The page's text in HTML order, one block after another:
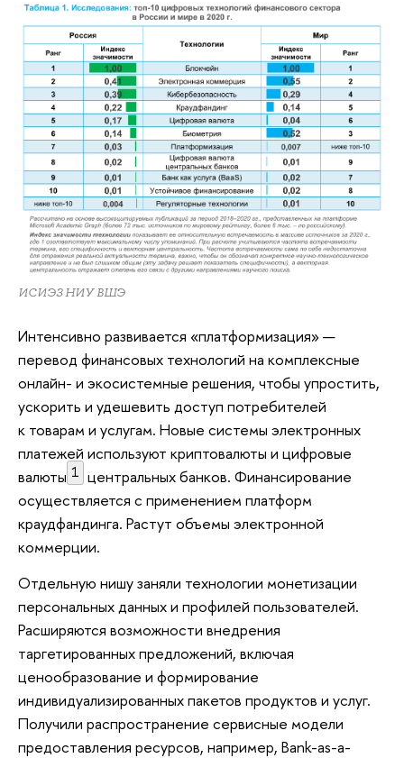
ИСИЭЗ НИУ ВШЭ
Интенсивно развивается «платформизация» —
перевод финансовых технологий на комплексные
онлайн- и экосистемные решения, чтобы упростить,
ускорить и удешевить доступ потребителей
к товарам и услугам. Новые системы электронных
платежей используют криптовалюты и цифровые
валюты 1 центральных банков. Финансирование
осуществляется с применением платформ
краудфандинга. Растут объемы электронной
коммерции.
Отдельную нишу заняли технологии монетизации
персональных данных и профилей пользователей.
Расширяются возможности внедрения
таргетированных предложений, включая
ценообразование и формирование
индивидуализированных пакетов продуктов и услуг.
Получили распространение сервисные модели
предоставления ресурсов, например, Bank-as-a-